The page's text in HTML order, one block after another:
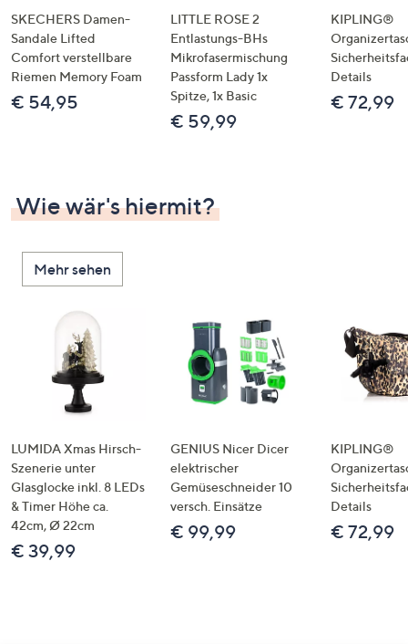
SKECHERS Damen-
Sandale Lifted
Comfort verstellbare
Riemen Memory Foam
€ 54,95
LITTLE ROSE 2
Entlastungs-BHs
Mikrofasermischung
Passform Lady 1x
Spitze, 1x Basic
€ 59,99
KIPLING®
Details
€ 72,99
Wie wär's hiermit?
Mehr sehen
LUMIDA Xmas Hirsch-
Szenerie unter
Glasglocke inkl. 8 LEDs
& Timer Höhe ca.
42cm, Ø 22cm
€ 39,99
GENIUS Nicer Dicer
elektrischer
Gemüseschneider 10
versch. Einsätze
€ 99,99
KIPLING®
Details
€ 72,99